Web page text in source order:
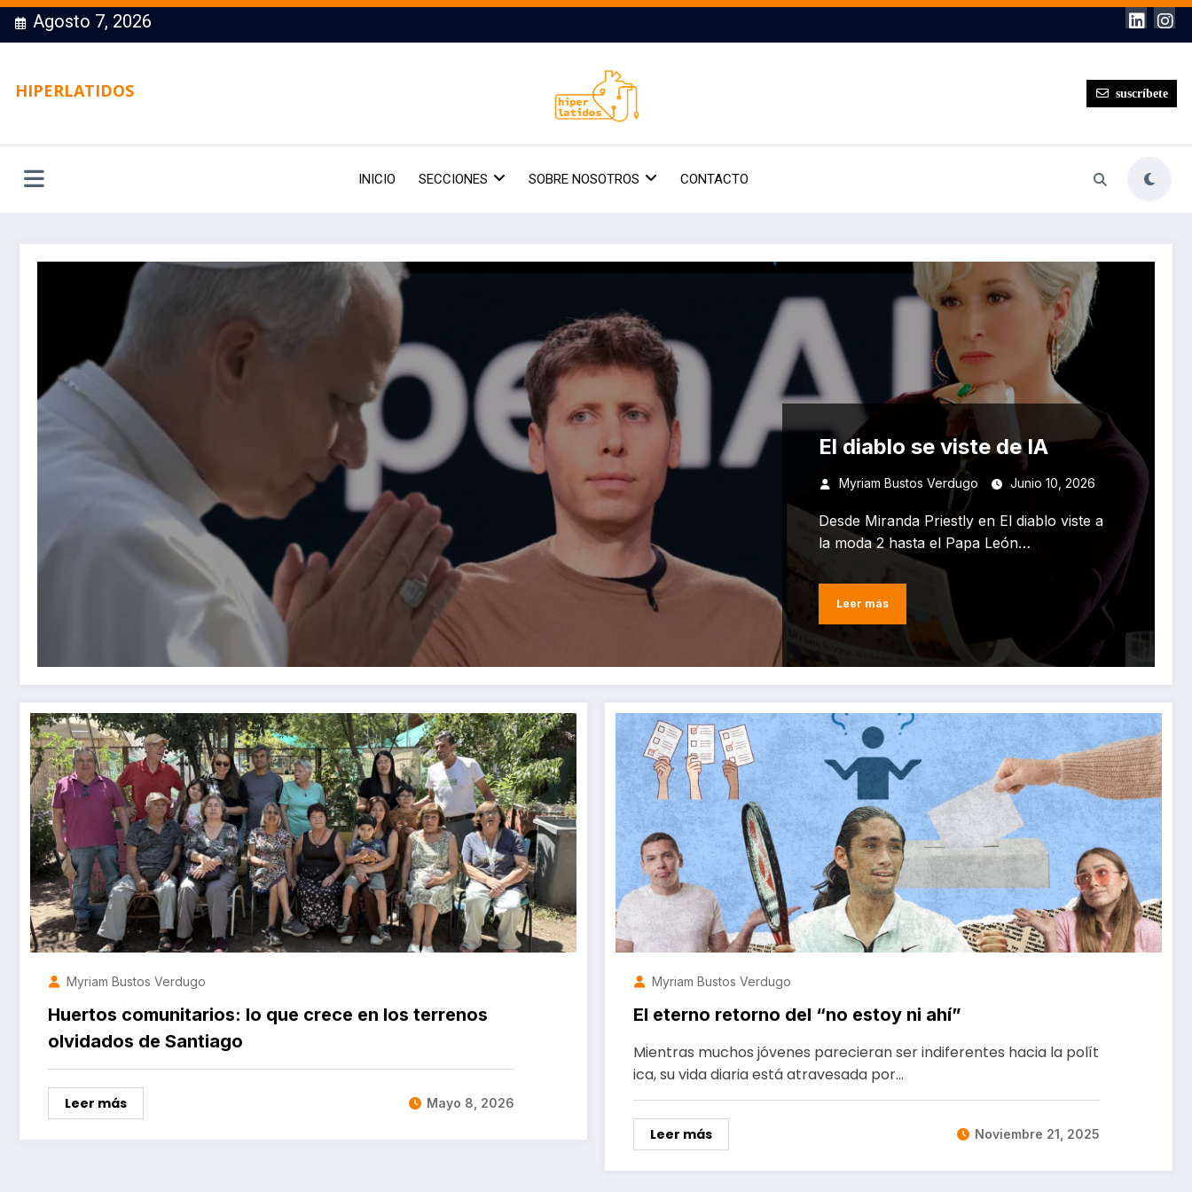
Saltar
Agosto 7, 2026
HIPERLATIDOS suscríbete
INICIO SECCIONES SOBRE NOSOTROS CONTACTO
El diablo se viste de IA
Myriam Bustos Verdugo Junio 10, 2026
Desde Miranda Priestly en El diablo viste a
la moda 2 hasta el Papa León…
Leer más
Myriam Bustos Verdugo
Huertos comunitarios: lo que crece en los terrenos
olvidados de Santiago
Leer más Mayo 8, 2026
Myriam Bustos Verdugo
El eterno retorno del “no estoy ni ahí”
Mientras muchos jóvenes parecieran ser indiferentes hacia la polít
ica, su vida diaria está atravesada por…
Leer más Noviembre 21, 2025